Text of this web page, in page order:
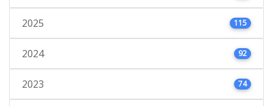
2025 115
2024 92
2023 74